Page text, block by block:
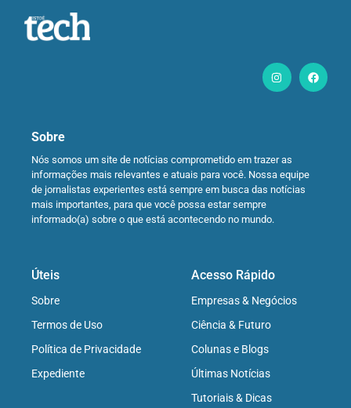
Sobre
Nós somos um site de notícias comprometido em trazer as
informações mais relevantes e atuais para você. Nossa equipe
de jornalistas experientes está sempre em busca das notícias
mais importantes, para que você possa estar sempre
informado(a) sobre o que está acontecendo no mundo.
Úteis
Sobre
Termos de Uso
Política de Privacidade
Expediente
Acesso Rápido
Empresas & Negócios
Ciência & Futuro
Colunas e Blogs
Últimas Notícias
Tutoriais & Dicas